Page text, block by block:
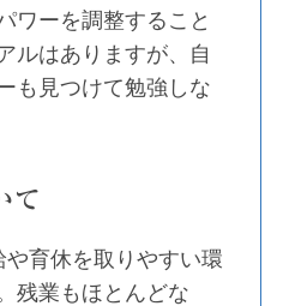
ワーを調整すること
ルはありますが、自
も見つけて勉強しな
て
育休を取りやすい環
残業もほとんどな